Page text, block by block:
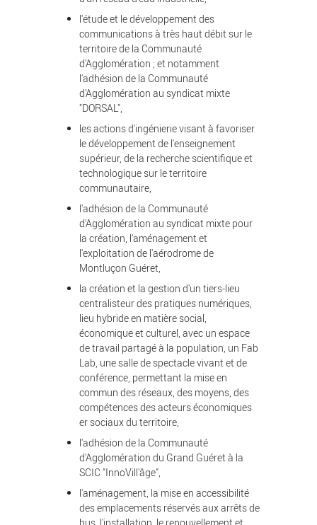
l'étude et le développement des
communications à très haut débit sur le
territoire de la Communauté
d'Agglomération ; et notamment
l'adhésion de la Communauté
d'Agglomération au syndicat mixte
"DORSAL",
les actions d'ingénierie visant à favoriser
le développement de l'enseignement
supérieur, de la recherche scientifique et
technologique sur le territoire
communautaire,
l'adhésion de la Communauté
d'Agglomération au syndicat mixte pour
la création, l'aménagement et
l'exploitation de l'aérodrome de
Montluçon Guéret,
la création et la gestion d'un tiers-lieu
centralisteur des pratiques numériques,
lieu hybride en matière social,
économique et culturel, avec un espace
de travail partagé à la population, un Fab
Lab, une salle de spectacle vivant et de
conférence, permettant la mise en
commun des réseaux, des moyens, des
compétences des acteurs économiques
er sociaux du territoire,
l'adhésion de la Communauté
d'Agglomération du Grand Guéret à la
SCIC "InnoVill'âge",
l'aménagement, la mise en accessibilité
des emplacements réservés aux arrêts de